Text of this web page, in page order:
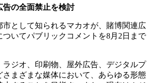
告の全面禁止を検討
市として知られるマカオが、賭博関連広
いてパブリックコメントを8月2日まで
ラジオ、印刷物、屋外広告、デジタルプ
さまざまな媒体において、あらゆる形態